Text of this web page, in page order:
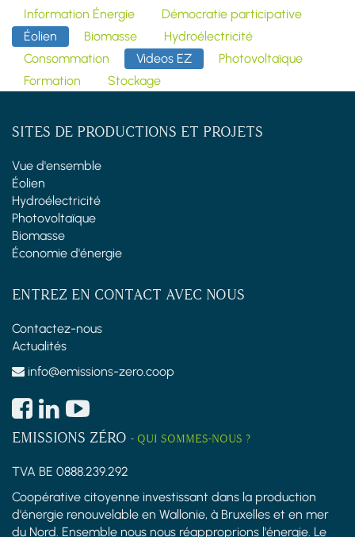
Information Énergie
Démocratie participative
Éolien
Biomasse
Hydroélectricité
Consommation
Videos EZ
Photovoltaïque
Formation
Stockage
SITES DE PRODUCTIONS ET PROJETS
Vue d'ensemble
Éolien
Hydroélectricité
Photovoltaïque
Biomasse
Économie d'énergie
ENTREZ EN CONTACT AVEC NOUS
Contactez-nous
Actualités
info@emissions-zero.coop
EMISSIONS ZÉRO - QUI SOMMES-NOUS ?
TVA BE 0888.239.292
Coopérative citoyenne investissant dans la production
d'énergie renouvelable en Wallonie, à Bruxelles et en mer
du Nord. Ensemble nous nous réapproprions l'énergie. Le